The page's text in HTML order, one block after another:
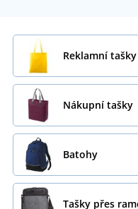
Reklamní tašky
Nákupní tašky
Batohy
Tašky přes